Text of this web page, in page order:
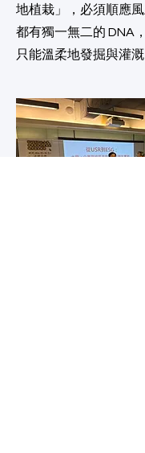
地植栽」，必須順應
都有獨一無二的 DNA
只能溫柔地發掘與灌溉